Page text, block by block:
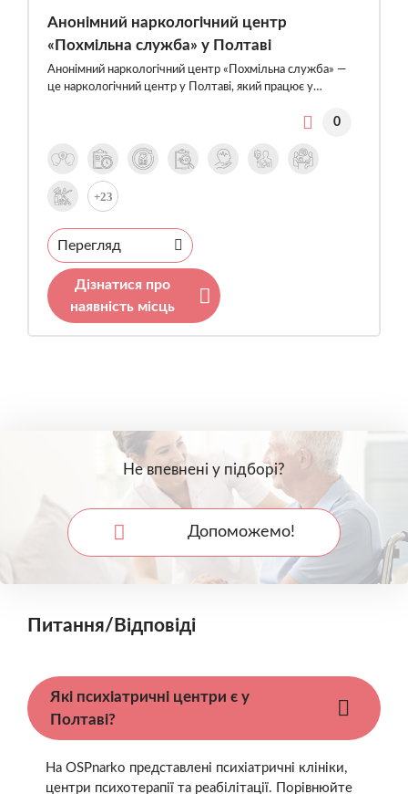
Анонімний наркологічний центр
«Похмільна служба» у Полтаві
Анонімний наркологічний центр «Похмільна служба» —
це наркологічний центр у Полтаві, який працює у…
0
+23
Перегляд
Дізнатися про
наявність місць
Не впевнені у підборі?
Допоможемо!
Питання/Відповіді
Які психіатричні центри є у
Полтаві?
На OSPnarko представлені психіатричні клініки,
центри психотерапії та реабілітації. Порівнюйте